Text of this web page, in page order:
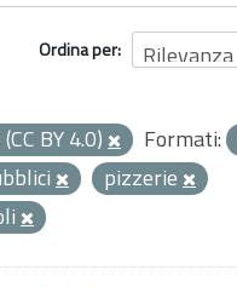
Ordina per
BY 4.0)
Formati:
pizzerie